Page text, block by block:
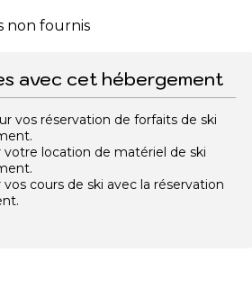
non fournis
avec cet hébergement
vos réservation de forfaits de ski
votre location de matériel de ski
cours de ski avec la réservation